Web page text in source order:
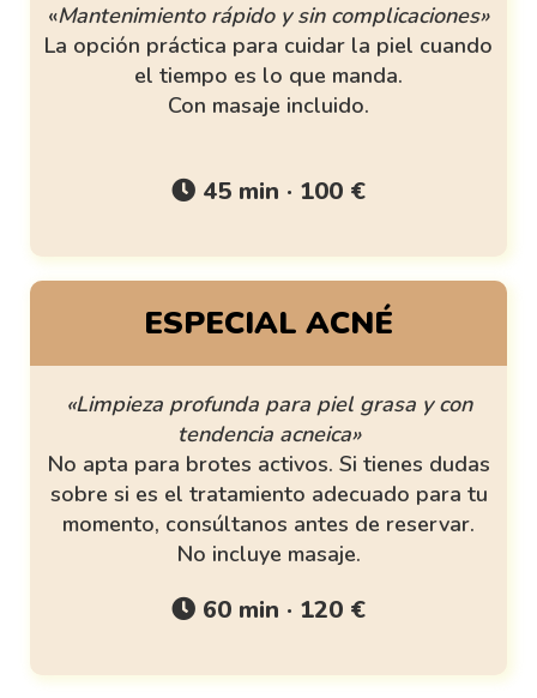
«Mantenimiento rápido y sin complicaciones»
La opción práctica para cuidar la piel cuando
el tiempo es lo que manda.
Con masaje incluido.
45 min · 100 €
ESPECIAL ACNÉ
«Limpieza profunda para piel grasa y con
tendencia acneica»
No apta para brotes activos. Si tienes dudas
sobre si es el tratamiento adecuado para tu
momento, consúltanos antes de reservar.
No incluye masaje.
60 min · 120 €